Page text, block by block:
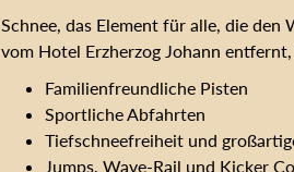
Schnee, das Element für alle, die
vom Hotel Erzherzog Johann
Familienfreundliche Pisten
Sportliche Abfahrten
Tiefschneefreiheit und
Jumps, Wave-Rail und Kicker